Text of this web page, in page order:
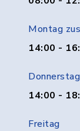
Montag
14:00 -
14:00 -
Freitag